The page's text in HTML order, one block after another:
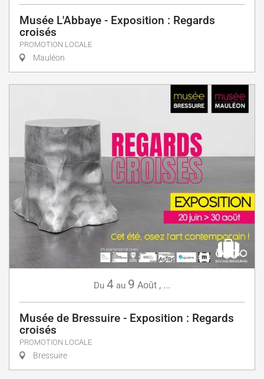
Musée L'Abbaye - Exposition : Regards
croisés
PROMOTION LOCALE
Mauléon
Du 4 au 9 Août , ...
Musée de Bressuire - Exposition : Regards
croisés
PROMOTION LOCALE
Bressuire